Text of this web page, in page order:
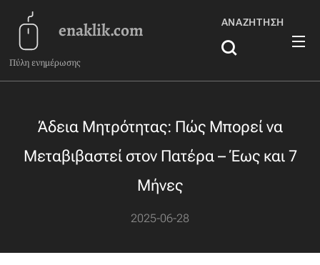
enaklik.com
Πύλη ενημέρωσης
ΑΝΑΖΉΤΗΣΗ
Άδεια Μητρότητας: Πώς Μπορεί να
Μεταβιβαστεί στον Πατέρα – Έως και 7
Μήνες
2025-06-28